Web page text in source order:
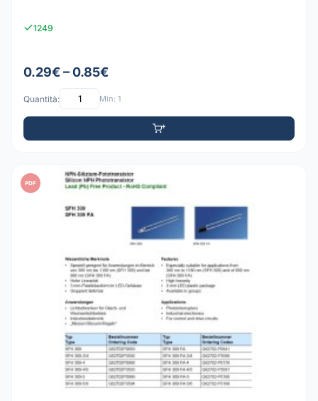
1249
0.29€ – 0.85€
Quantità: Min: 1
PDF